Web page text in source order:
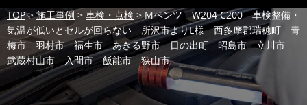
TOP>施工事例> 車検・点検 >Mベンツ W204 C200 車検整備・
気温が低いとセルが回らない 所沢市よりE様 西多摩郡瑞穂町 青
梅市 羽村市 福生市 あきる野市 日の出町 昭島市 立川市
武蔵村山市 入間市 飯能市 狭山市